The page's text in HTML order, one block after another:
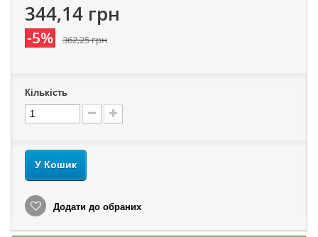
344,14 грн
-5% 362,25 грн
Кількість
У Кошик
Додати до обраних